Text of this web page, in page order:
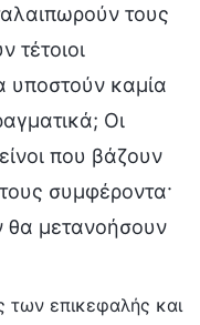
τους
τέτοιοι
υποστούν καμία
Οι
που βάζουν
συμφέροντα·
θα μετανοήσουν
των επικεφαλής και